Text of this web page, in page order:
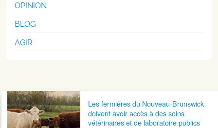
OPINION
BLOG
AGIR
Navigation postaleLes fermières du Nouveau-Brunswick
doivent avoir accès à des soins
vétérinaires et de laboratoire publics